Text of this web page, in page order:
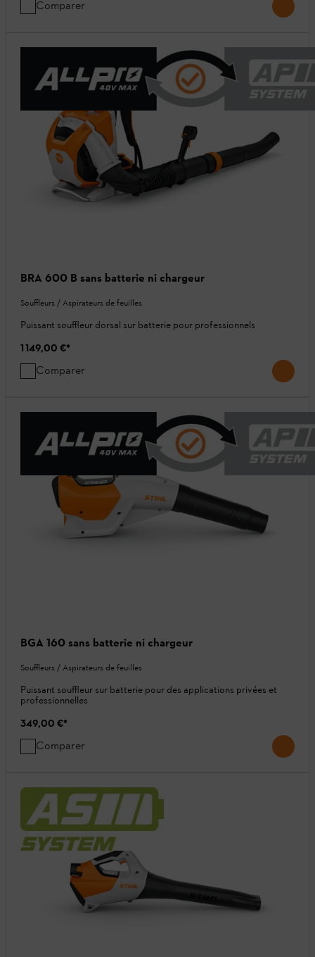
Comparer
BRA 600 B sans batterie ni chargeur
Souffleurs / Aspirateurs de feuilles
Puissant souffleur dorsal sur batterie pour professionnels
1 149,00 €*
Comparer
BGA 160 sans batterie ni chargeur
Souffleurs / Aspirateurs de feuilles
Puissant souffleur sur batterie pour des applications privées et
professionnelles
349,00 €*
Comparer